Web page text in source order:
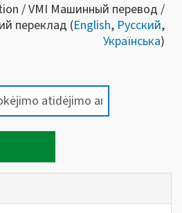
/ VMI Машинный перевод /
переклад (English, Русский,
Українська)